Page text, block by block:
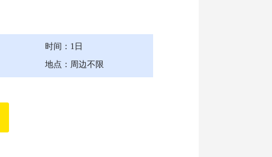
时间：1日
地点：周边不限